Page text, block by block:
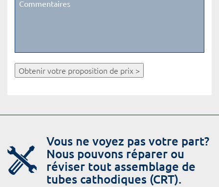
Obtenir votre proposition de prix >
Vous ne voyez pas votre part?
Nous pouvons réparer ou
réviser tout assemblage de
tubes cathodiques (CRT).